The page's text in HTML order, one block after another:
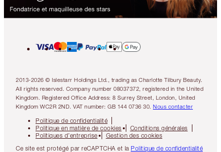
2013-2026 © Islestarr Holdings Ltd., trading as Charlotte Tilbury Beauty.
All rights reserved. Company number 08037372, registered in the United
Kingdom. Registered Office Address: 8 Surrey Street, London, United
Kingdom WC2R 2ND. VAT number: GB 144 0736 30. Nous contacter
Politique de confidentialité
Politique en matière de cookies
Conditions générales
Politiques d’entreprise
Gestion des cookies
Ce site est protégé par reCAPTCHA et la Politique de confidentialité